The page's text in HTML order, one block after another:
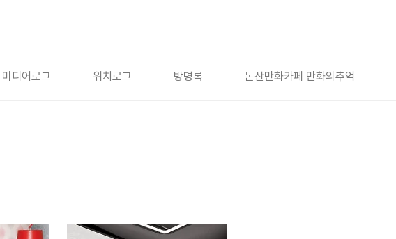
미디어로그 위치로그 방명록 논산만화카페 만화의추억